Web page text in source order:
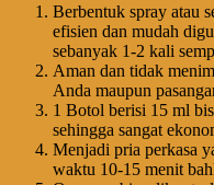
Berbentuk spray atau
efisien dan mudah
sebanyak 1-2 kali
Aman dan tidak
Anda maupun
1 Botol berisi 15 ml
sehingga sangat
Menjadi pria perkasa
waktu 10-15 menit